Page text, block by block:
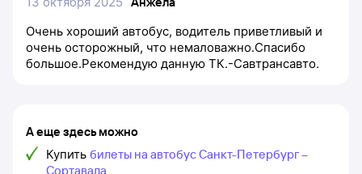
Очень хороший автобус, водитель приветливый и
очень осторожный, что немаловажно.Спасибо
большое.Рекомендую данную ТК.-Савтрансавто.
А еще здесь можно
Купить билеты на автобус Санкт-Петербург –
Сортавала